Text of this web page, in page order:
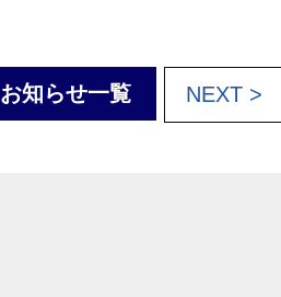
お知らせ一覧 NEXT >